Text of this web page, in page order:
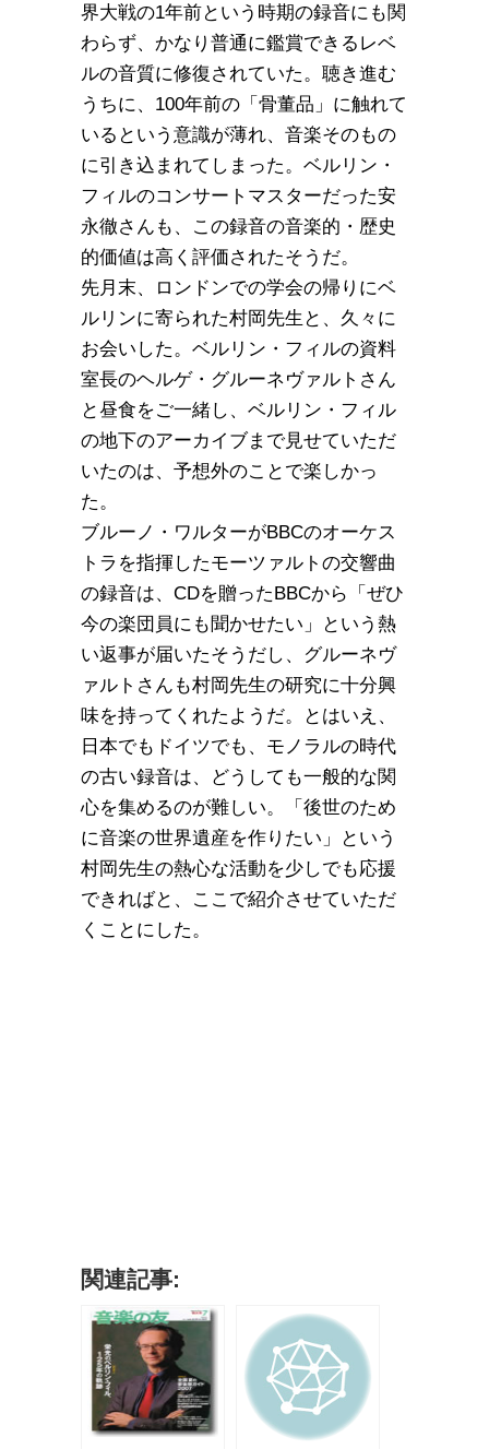
界大戦の1年前という時期の録音にも関
わらず、かなり普通に鑑賞できるレベ
ルの音質に修復されていた。聴き進む
うちに、100年前の「骨董品」に触れて
いるという意識が薄れ、音楽そのもの
に引き込まれてしまった。ベルリン・
フィルのコンサートマスターだった安
永徹さんも、この録音の音楽的・歴史
的価値は高く評価されたそうだ。
先月末、ロンドンでの学会の帰りにベ
ルリンに寄られた村岡先生と、久々に
お会いした。ベルリン・フィルの資料
室長のヘルゲ・グルーネヴァルトさん
と昼食をご一緒し、ベルリン・フィル
の地下のアーカイブまで見せていただ
いたのは、予想外のことで楽しかっ
た。
ブルーノ・ワルターがBBCのオーケス
トラを指揮したモーツァルトの交響曲
の録音は、CDを贈ったBBCから「ぜひ
今の楽団員にも聞かせたい」という熱
い返事が届いたそうだし、グルーネヴ
ァルトさんも村岡先生の研究に十分興
味を持ってくれたようだ。とはいえ、
日本でもドイツでも、モノラルの時代
の古い録音は、どうしても一般的な関
心を集めるのが難しい。「後世のため
に音楽の世界遺産を作りたい」という
村岡先生の熱心な活動を少しでも応援
できればと、ここで紹介させていただ
くことにした。
関連記事: